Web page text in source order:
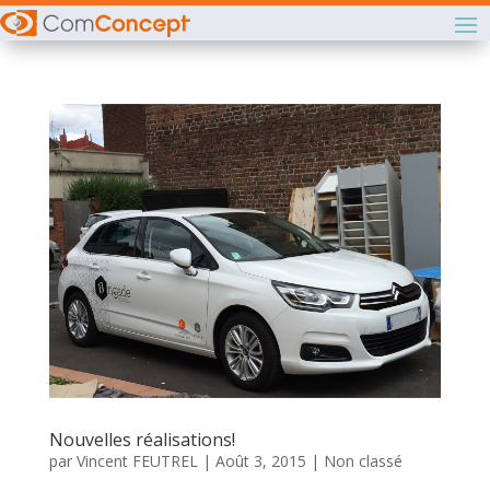
Nouvelles réalisations!
par Vincent FEUTREL| Août 3, 2015 | Non classé